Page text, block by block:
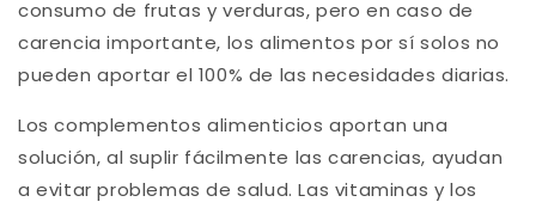
consumo de frutas y verduras, pero en caso de
carencia importante, los alimentos por sí solos no
pueden aportar el 100% de las necesidades diarias.
Los complementos alimenticios aportan una
solución, al suplir fácilmente las carencias, ayudan
a evitar problemas de salud. Las vitaminas y los